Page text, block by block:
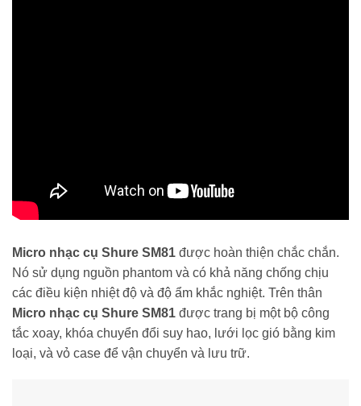
Micro nhạc cụ Shure SM81 được hoàn thiện chắc chắn.
Nó sử dụng nguồn phantom và có khả năng chống chịu
các điều kiện nhiệt độ và độ ẩm khắc nghiệt. Trên thân
Micro nhạc cụ Shure SM81 được trang bị một bộ công
tắc xoay, khóa chuyển đổi suy hao, lưới lọc gió bằng kim
loại, và vỏ case để vận chuyển và lưu trữ.